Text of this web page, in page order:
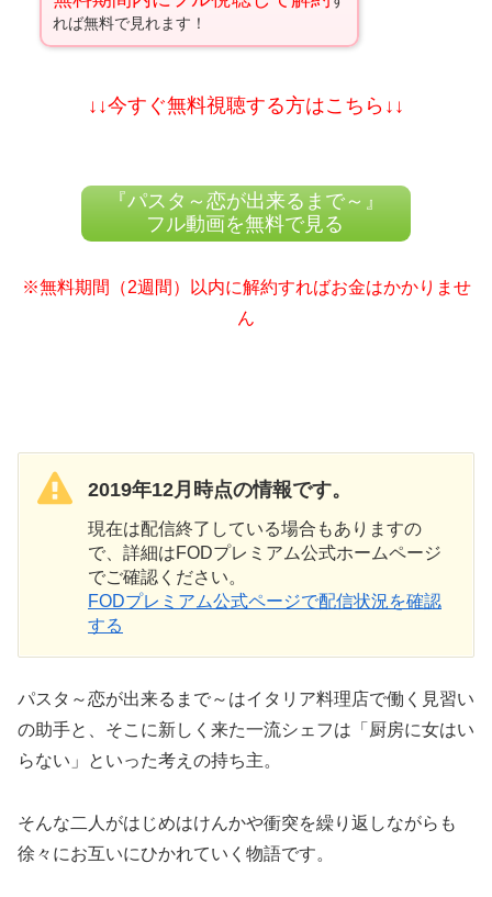
れば無料で見れます！
↓↓今すぐ無料視聴する方はこちら↓↓
『パスタ～恋が出来るまで～』
フル動画を無料で見る
※無料期間（2週間）以内に解約すればお金はかかりませ
ん
2019年12月時点の情報です。
現在は配信終了している場合もありますの
で、詳細はFODプレミアム公式ホームページ
でご確認ください。
FODプレミアム公式ページで配信状況を確認
する
パスタ～恋が出来るまで～はイタリア料理店で働く見習い
の助手と、そこに新しく来た一流シェフは「厨房に女はい
らない」といった考えの持ち主。
そんな二人がはじめはけんかや衝突を繰り返しながらも
徐々にお互いにひかれていく物語です。